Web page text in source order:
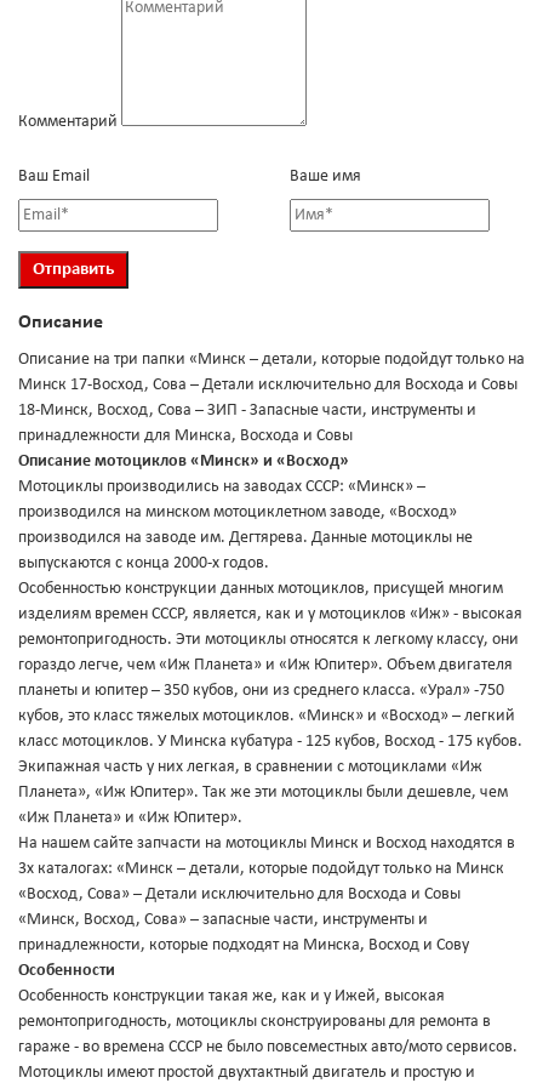
Комментарий
Ваш Email Ваше имя
Описание
Описание на три папки «Минск – детали, которые подойдут только на
Минск 17-Восход, Сова – Детали исключительно для Восхода и Совы
18-Минск, Восход, Сова – ЗИП - Запасные части, инструменты и
принадлежности для Минска, Восхода и Совы
Описание мотоциклов «Минск» и «Восход»
Мотоциклы производились на заводах СССР: «Минск» –
производился на минском мотоциклетном заводе, «Восход»
производился на заводе им. Дегтярева. Данные мотоциклы не
выпускаются с конца 2000-х годов.
Особенностью конструкции данных мотоциклов, присущей многим
изделиям времен СССР, является, как и у мотоциклов «Иж» - высокая
ремонтопригодность. Эти мотоциклы относятся к легкому классу, они
гораздо легче, чем «Иж Планета» и «Иж Юпитер». Объем двигателя
планеты и юпитер – 350 кубов, они из среднего класса. «Урал» -750
кубов, это класс тяжелых мотоциклов. «Минск» и «Восход» – легкий
класс мотоциклов. У Минска кубатура - 125 кубов, Восход - 175 кубов.
Экипажная часть у них легкая, в сравнении с мотоциклами «Иж
Планета», «Иж Юпитер». Так же эти мотоциклы были дешевле, чем
«Иж Планета» и «Иж Юпитер».
На нашем сайте запчасти на мотоциклы Минск и Восход находятся в
3х каталогах: «Минск – детали, которые подойдут только на Минск
«Восход, Сова» – Детали исключительно для Восхода и Совы
«Минск, Восход, Сова» – запасные части, инструменты и
принадлежности, которые подходят на Минска, Восход и Сову
Особенности
Особенность конструкции такая же, как и у Ижей, высокая
ремонтопригодность, мотоциклы сконструированы для ремонта в
гараже - во времена СССР не было повсеместных авто/мото сервисов.
Мотоциклы имеют простой двухтактный двигатель и простую и